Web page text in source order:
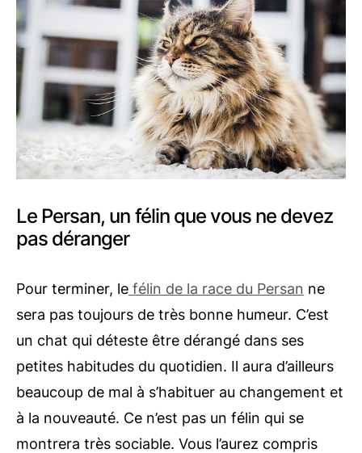
Le Persan, un félin que vous ne devez
pas déranger
Pour terminer, le félin de la race du Persan ne
sera pas toujours de très bonne humeur. C’est
un chat qui déteste être dérangé dans ses
petites habitudes du quotidien. Il aura d’ailleurs
beaucoup de mal à s’habituer au changement et
à la nouveauté. Ce n’est pas un félin qui se
montrera très sociable. Vous l’aurez compris